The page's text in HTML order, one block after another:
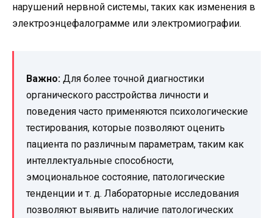
нарушений нервной системы, таких как изменения в
электроэнцефалограмме или электромиографии.
Важно: Для более точной диагностики
органического расстройства личности и
поведения часто применяются психологические
тестирования, которые позволяют оценить
пациента по различным параметрам, таким как
интеллектуальные способности,
эмоциональное состояние, патологические
тенденции и т. д. Лабораторные исследования
позволяют выявить наличие патологических